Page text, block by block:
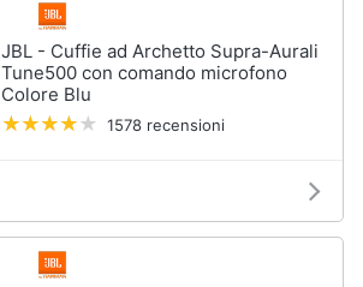
JBL - Cuffie ad Archetto Supra-Aurali
Tune500 con comando microfono
Colore Blu
1578 recensioni